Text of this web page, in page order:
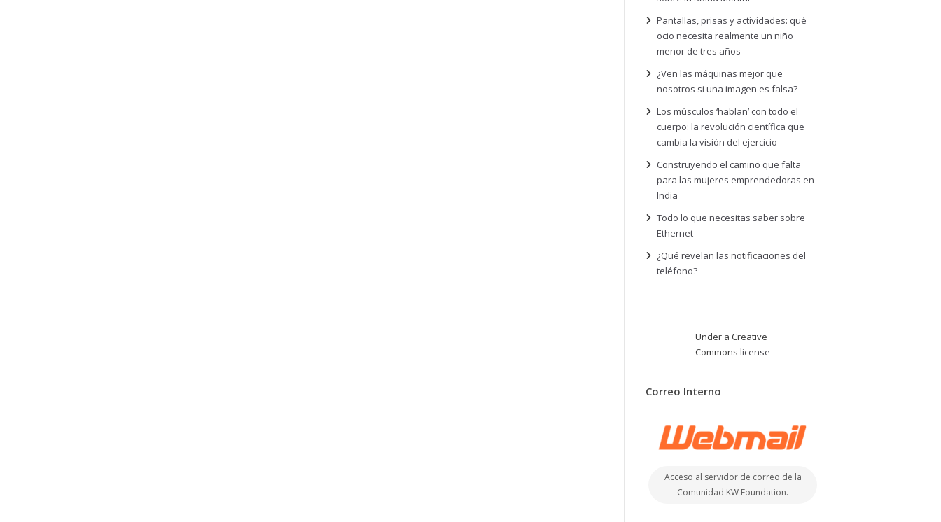
Pantallas, prisas y actividades: qué
ocio necesita realmente un niño
menor de tres años
¿Ven las máquinas mejor que
nosotros si una imagen es falsa?
Los músculos ‘hablan’ con todo el
cuerpo: la revolución científica que
cambia la visión del ejercicio
Construyendo el camino que falta
para las mujeres emprendedoras en
India
Todo lo que necesitas saber sobre
Ethernet
¿Qué revelan las notificaciones del
teléfono?
Under a Creative
Commons license
Correo Interno
Acceso al servidor de correo de la
Comunidad KW Foundation.